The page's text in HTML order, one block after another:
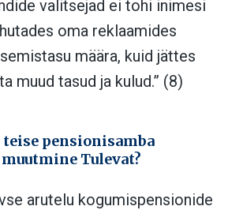
valitsejad ei tohi inimesi
oma reklaamides
määra, kuid jättes
muud tasud ja kulud.” (8)
pensionisamba
Tulevat?
arutelu kogumispensionide